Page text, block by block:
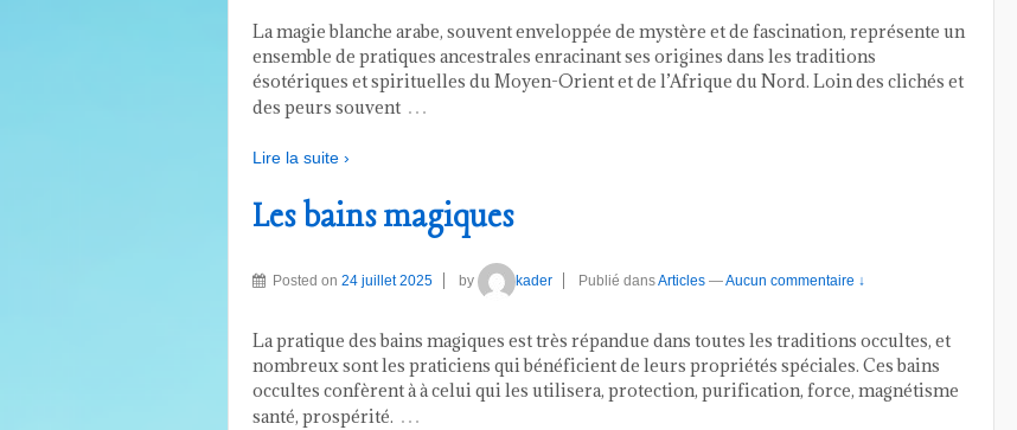
La magie blanche arabe, souvent enveloppée de mystère et de fascination, représente un
ensemble de pratiques ancestrales enracinant ses origines dans les traditions
ésotériques et spirituelles du Moyen-Orient et de l’Afrique du Nord. Loin des clichés et
des peurs souvent …
Lire la suite ›
Les bains magiques
Posted on 24 juillet 2025 by kader Publié dansArticles —Aucun commentaire ↓
La pratique des bains magiques est très répandue dans toutes les traditions occultes, et
nombreux sont les praticiens qui bénéficient de leurs propriétés spéciales. Ces bains
occultes confèrent à à celui qui les utilisera, protection, purification, force, magnétisme
santé, prospérité. …